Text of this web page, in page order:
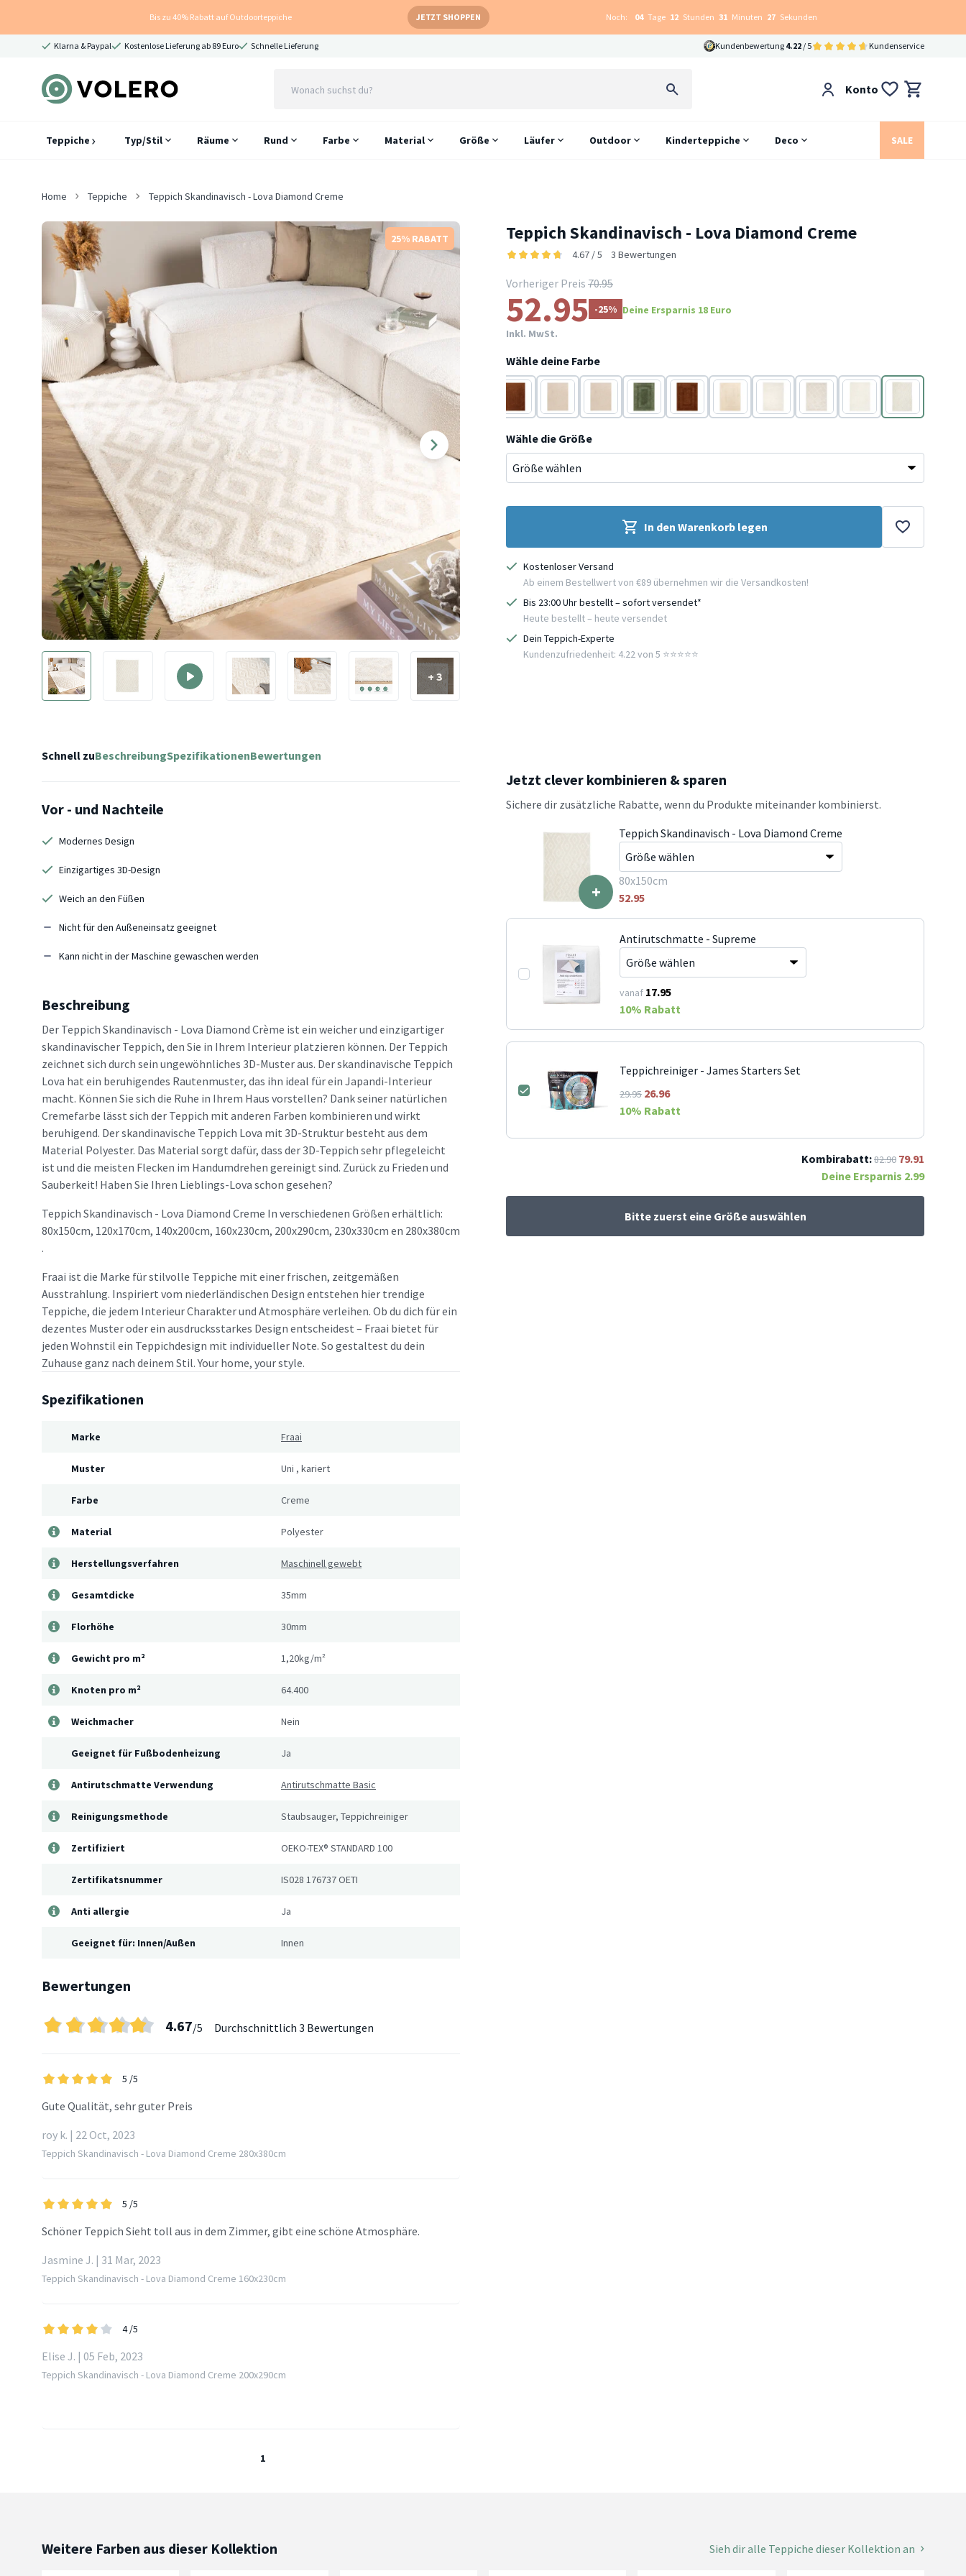
Bis zu 40% Rabatt auf Outdoorteppiche JETZT SHOPPEN Noch: 04 Tage 12 Stunden 31 Minuten 26 Sekunden
Klarna & Paypal Kostenlose Lieferung ab 89 Euro Schnelle Lieferung Kundenbewertung 4.22 / 5 Kundenservice
Konto
Teppiche Typ/Stil Räume Rund Farbe Material Größe Läufer Outdoor Kinderteppiche Deco SALE
Home Teppiche Teppich Skandinavisch - Lova Diamond Creme
25% RABATT
+ 3
Teppich Skandinavisch - Lova Diamond Creme
4.67 / 5 3 Bewertungen
Vorheriger Preis 70.95
52.95 -25% Deine Ersparnis 18 Euro
Inkl. MwSt.
Wähle deine Farbe
TerracottaGrün Grün TerracottaBeige Beige Grün TerracottaBeige Creme Creme Creme
Creme
Wähle die Größe
In den Warenkorb legen
Kostenloser Versand
Ab einem Bestellwert von €89 übernehmen wir die Versandkosten!
Bis 23:00 Uhr bestellt – sofort versendet*
Heute bestellt – heute versendet
Dein Teppich-Experte
Kundenzufriedenheit: 4.22 von 5 ⭐️⭐️⭐️⭐️⭐️
Schnell zuBeschreibungSpezifikationenBewertungen
Vor - und Nachteile
Modernes Design
Einzigartiges 3D-Design
Weich an den Füßen
Nicht für den Außeneinsatz geeignet
Kann nicht in der Maschine gewaschen werden
Beschreibung
Der Teppich Skandinavisch - Lova Diamond Crème ist ein weicher und einzigartiger
skandinavischer Teppich, den Sie in Ihrem Interieur platzieren können. Der Teppich
zeichnet sich durch sein ungewöhnliches 3D-Muster aus. Der skandinavische Teppich
Lova hat ein beruhigendes Rautenmuster, das ihn ideal für ein Japandi-Interieur
macht. Können Sie sich die Ruhe in Ihrem Haus vorstellen? Dank seiner natürlichen
Cremefarbe lässt sich der Teppich mit anderen Farben kombinieren und wirkt
beruhigend. Der skandinavische Teppich Lova mit 3D-Struktur besteht aus dem
Material Polyester. Das Material sorgt dafür, dass der 3D-Teppich sehr pflegeleicht
ist und die meisten Flecken im Handumdrehen gereinigt sind. Zurück zu Frieden und
Sauberkeit! Haben Sie Ihren Lieblings-Lova schon gesehen?
Teppich Skandinavisch - Lova Diamond Creme In verschiedenen Größen erhältlich:
80x150cm, 120x170cm, 140x200cm, 160x230cm, 200x290cm, 230x330cm en 280x380cm
.
Fraai ist die Marke für stilvolle Teppiche mit einer frischen, zeitgemäßen
Ausstrahlung. Inspiriert vom niederländischen Design entstehen hier trendige
Teppiche, die jedem Interieur Charakter und Atmosphäre verleihen. Ob du dich für ein
dezentes Muster oder ein ausdrucksstarkes Design entscheidest – Fraai bietet für
jeden Wohnstil ein Teppichdesign mit individueller Note. So gestaltest du dein
Zuhause ganz nach deinem Stil. Your home, your style.
Spezifikationen
Marke Fraai
Muster Uni , kariert
Farbe Creme
Material Polyester
Herstellungsverfahren Maschinell gewebt
Gesamtdicke 35mm
Florhöhe 30mm
Gewicht pro m² 1,20kg/m²
Knoten pro m² 64.400
Weichmacher Nein
Geeignet für Fußbodenheizung Ja
Antirutschmatte Verwendung Antirutschmatte Basic
Reinigungsmethode Staubsauger, Teppichreiniger
Zertifiziert OEKO-TEX® STANDARD 100
Zertifikatsnummer IS028 176737 OETI
Anti allergie Ja
Geeignet für: Innen/Außen Innen
Bewertungen
4.67/5 Durchschnittlich 3 Bewertungen
5 /5
Gute Qualität, sehr guter Preis
roy k. | 22 Oct, 2023
Teppich Skandinavisch - Lova Diamond Creme 280x380cm
5 /5
Schöner Teppich Sieht toll aus in dem Zimmer, gibt eine schöne Atmosphäre.
Jasmine J. | 31 Mar, 2023
Teppich Skandinavisch - Lova Diamond Creme 160x230cm
4 /5
Elise J. | 05 Feb, 2023
Teppich Skandinavisch - Lova Diamond Creme 200x290cm
1
Jetzt clever kombinieren & sparen
Sichere dir zusätzliche Rabatte, wenn du Produkte miteinander kombinierst.
+
Teppich Skandinavisch - Lova Diamond Creme
80x150cm
52.95
Antirutschmatte - Supreme
vanaf 17.95
10% Rabatt
Teppichreiniger - James Starters Set
29.95 26.96
10% Rabatt
Kombirabatt:82.90 79.91
Deine Ersparnis 2.99
Bitte zuerst eine Größe auswählen
Weitere Farben aus dieser Kollektion Sieh dir alle Teppiche dieser Kollektion an